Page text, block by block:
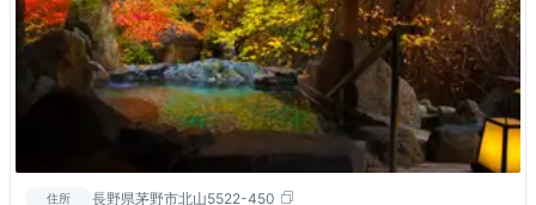
住所 長野県茅野市北山5522-450